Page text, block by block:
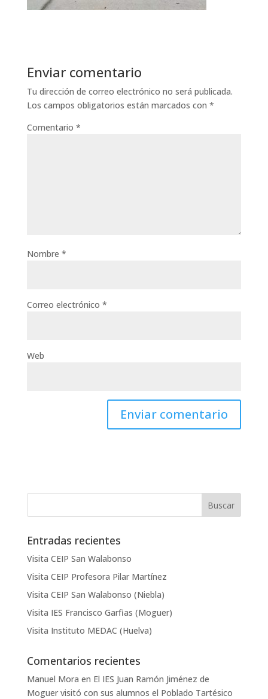
Enviar comentario
Tu dirección de correo electrónico no será publicada.
Los campos obligatorios están marcados con *
Comentario *
Nombre *
Correo electrónico *
Web
Entradas recientes
Visita CEIP San Walabonso
Visita CEIP Profesora Pilar Martínez
Visita CEIP San Walabonso (Niebla)
Visita IES Francisco Garfias (Moguer)
Visita Instituto MEDAC (Huelva)
Comentarios recientes
Manuel Mora en El IES Juan Ramón Jiménez de
Moguer visitó con sus alumnos el Poblado Tartésico